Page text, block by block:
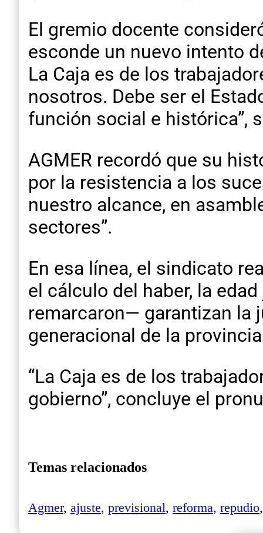
El gremio docente
esconde un nuevo intento
La Caja es de los
nosotros. Debe ser el
función social e histórica”,
AGMER recordó que su
por la resistencia a los
nuestro alcance, en
sectores”.
En esa línea, el sindicato
el cálculo del haber, la
remarcaron— garantizan la
generacional de la
“La Caja es de los
gobierno”, concluye el
Temas relacionados
Agmer, ajuste, previsional, reforma, repudio